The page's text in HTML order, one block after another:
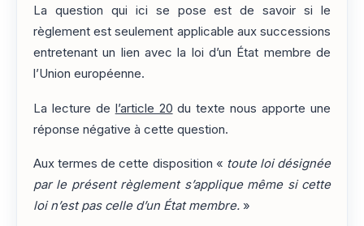
La question qui ici se pose est de savoir si le
règlement est seulement applicable aux successions
entretenant un lien avec la loi d’un État membre de
l’Union européenne.
La lecture de l’article 20 du texte nous apporte une
réponse négative à cette question.
Aux termes de cette disposition « toute loi désignée
par le présent règlement s’applique même si cette
loi n’est pas celle d’un État membre. »